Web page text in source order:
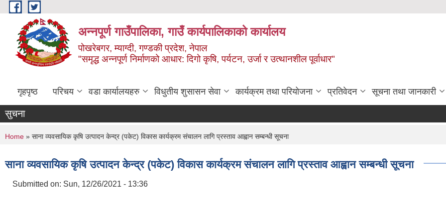
Skip to main content
अन्‍नपूर्ण गाउँपालिका, गाउँ कार्यपालिकाको कार्यालय
पोखरेबगर, म्याग्दी, गण्डकी प्रदेश, नेपाल
"समृद्ध अन्‍नपूर्ण निर्माणको आधार: दिगो कृषि, पर्यटन, उर्जा र उत्थानशील पूर्वाधार"
गृहपृष्ठ परिचय वडा कार्यालयहरु विधुतीय शुसासन सेवा कार्यक्रम तथा परियोजना प्रतिवेदन सूचना तथा जानकारी
सुचना
You are here
Home » साना व्यवसायिक कृषि उत्पादन केन्द्र (पकेट) विकास कार्यक्रम संचालन लागि प्रस्ताव आह्वान सम्बन्धी सूचना
साना व्यवसायिक कृषि उत्पादन केन्द्र (पकेट) विकास कार्यक्रम संचालन लागि प्रस्ताव आह्वान सम्बन्धी सूचना
Submitted on: Sun, 12/26/2021 - 13:36